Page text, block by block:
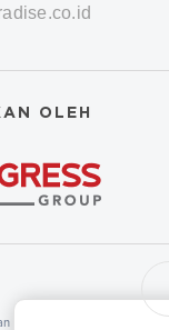
OLEH
tulisan yang tercantum di